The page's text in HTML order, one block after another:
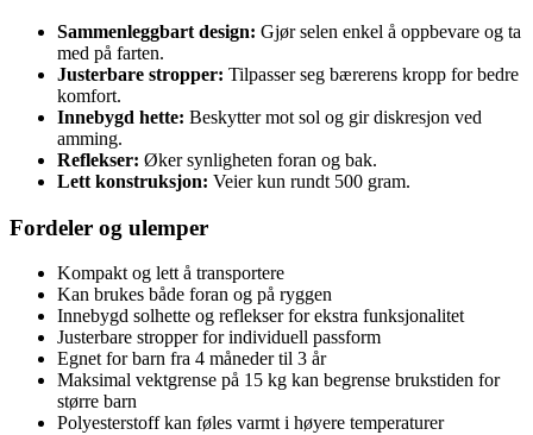
Sammenleggbart design: Gjør selen enkel å oppbevare og ta
med på farten.
Justerbare stropper: Tilpasser seg bærerens kropp for bedre
komfort.
Innebygd hette: Beskytter mot sol og gir diskresjon ved
amming.
Reflekser: Øker synligheten foran og bak.
Lett konstruksjon: Veier kun rundt 500 gram.
Fordeler og ulemper
Kompakt og lett å transportere
Kan brukes både foran og på ryggen
Innebygd solhette og reflekser for ekstra funksjonalitet
Justerbare stropper for individuell passform
Egnet for barn fra 4 måneder til 3 år
Maksimal vektgrense på 15 kg kan begrense brukstiden for
større barn
Polyesterstoff kan føles varmt i høyere temperaturer